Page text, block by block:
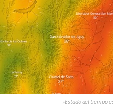
»Estado del tiempo